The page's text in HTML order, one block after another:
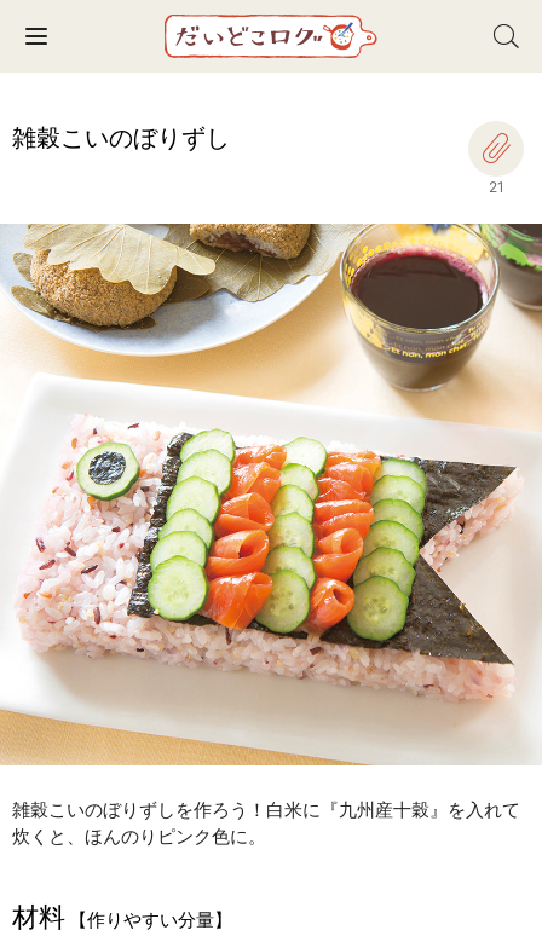
Toggle navigation
雑穀こいのぼりずし
21
雑穀こいのぼりずしを作ろう！白米に『九州産十穀』を入れて
炊くと、ほんのりピンク色に。
材料
【作りやすい分量】